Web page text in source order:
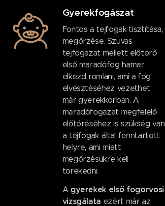
Gyerekfogászat
Fontos a tejfogak tisztítása,
megőrzése. Szuvas
tejfogazat mellett előtörő
első maradófog hamar
elkezd romlani, ami a fog
elvesztéséhez vezethet
már gyerekkorban. A
maradófogazat megfelelő
előtöréséhez is szükség van
a tejfogak által fenntartott
helyre, ami miatt
megőrzésükre kell
törekedni.
A gyerekek első fogorvosi
vizsgálata ezért már az